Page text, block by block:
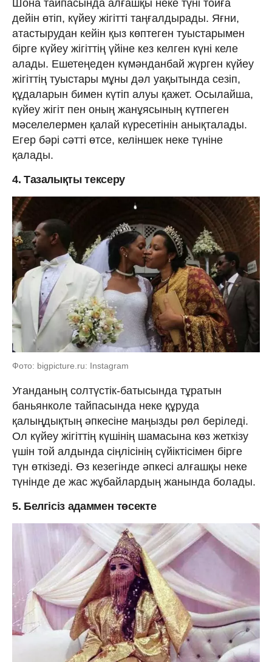
Шона тайпасында алғашқы неке түні тойға
дейін өтіп, күйеу жігітті таңғалдырады. Яғни,
атастырудан кейін қыз көптеген туыстарымен
бірге күйеу жігіттің үйіне кез келген күні келе
алады. Ешетеңеден күмәнданбай жүрген күйеу
жігіттің туыстары мұны дәл уақытында сезіп,
құдаларын бимен күтіп алуы қажет. Осылайша,
күйеу жігіт пен оның жанұясының күтпеген
мәселелермен қалай күресетінін анықталады.
Егер бәрі сәтті өтсе, келіншек неке түніне
қалады.
4. Тазалықты тексеру
Фото: bigpicture.ru: Instagram
Уганданың солтүстік-батысында тұратын
баньянколе тайпасында неке құруда
қалыңдықтың әпкесіне маңызды рөл беріледі.
Ол күйеу жігіттің күшінің шамасына көз жеткізу
үшін той алдында сіңлісінің сүйіктісімен бірге
түн өткізеді. Өз кезегінде әпкесі алғашқы неке
түнінде де жас жұбайлардың жанында болады.
5. Белгісіз адаммен төсекте